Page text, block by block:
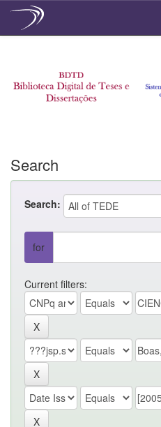
Search
Search:
for
Current filters: